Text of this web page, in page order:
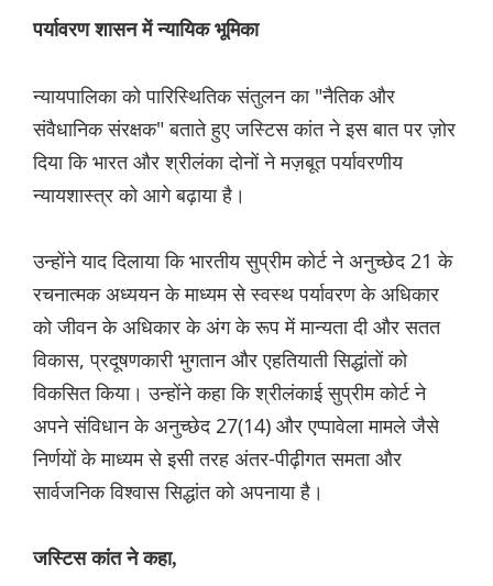
पर्यावरण शासन में न्यायिक भूमिका
न्यायपालिका को पारिस्थितिक संतुलन का "नैतिक और
संवैधानिक संरक्षक" बताते हुए जस्टिस कांत ने इस बात पर ज़ोर
दिया कि भारत और श्रीलंका दोनों ने मज़बूत पर्यावरणीय
न्यायशास्त्र को आगे बढ़ाया है।
उन्होंने याद दिलाया कि भारतीय सुप्रीम कोर्ट ने अनुच्छेद 21 के
रचनात्मक अध्ययन के माध्यम से स्वस्थ पर्यावरण के अधिकार
को जीवन के अधिकार के अंग के रूप में मान्यता दी और सतत
विकास, प्रदूषणकारी भुगतान और एहतियाती सिद्धांतों को
विकसित किया। उन्होंने कहा कि श्रीलंकाई सुप्रीम कोर्ट ने
अपने संविधान के अनुच्छेद 27(14) और एप्पावेला मामले जैसे
निर्णयों के माध्यम से इसी तरह अंतर-पीढ़ीगत समता और
सार्वजनिक विश्वास सिद्धांत को अपनाया है।
जस्टिस कांत ने कहा,